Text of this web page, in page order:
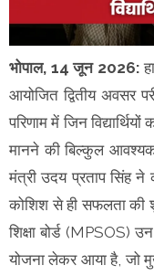
भोपाल, 14 जून 2026:
आयोजित द्वितीय अवसर
परिणाम में जिन
मानने की बिल्कुल
मंत्री उदय प्रताप सिंह ने
कोशिश से ही सफलता की
शिक्षा बोर्ड (MPSOS)
योजना लेकर आया है, जो